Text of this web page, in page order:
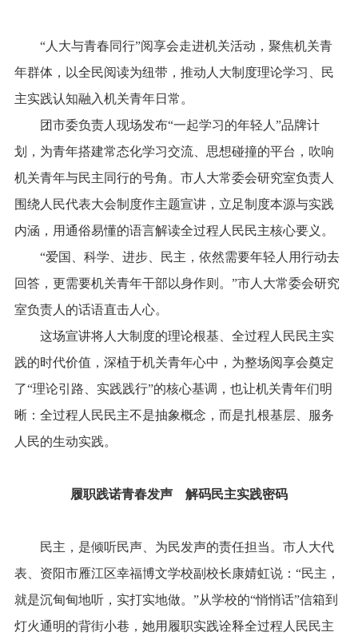
“人大与青春同行”阅享会走进机关活动，聚焦机关青
年群体，以全民阅读为纽带，推动人大制度理论学习、民
主实践认知融入机关青年日常。
团市委负责人现场发布“一起学习的年轻人”品牌计
划，为青年搭建常态化学习交流、思想碰撞的平台，吹响
机关青年与民主同行的号角。市人大常委会研究室负责人
围绕人民代表大会制度作主题宣讲，立足制度本源与实践
内涵，用通俗易懂的语言解读全过程人民民主核心要义。
“爱国、科学、进步、民主，依然需要年轻人用行动去
回答，更需要机关青年干部以身作则。”市人大常委会研究
室负责人的话语直击人心。
这场宣讲将人大制度的理论根基、全过程人民民主实
践的时代价值，深植于机关青年心中，为整场阅享会奠定
了“理论引路、实践践行”的核心基调，也让机关青年们明
晰：全过程人民民主不是抽象概念，而是扎根基层、服务
人民的生动实践。
履职践诺青春发声 解码民主实践密码
民主，是倾听民声、为民发声的责任担当。市人大代
表、资阳市雁江区幸福博文学校副校长康婧虹说：“民主，
就是沉甸甸地听，实打实地做。”从学校的“悄悄话”信箱到
灯火通明的背街小巷，她用履职实践诠释全过程人民民主